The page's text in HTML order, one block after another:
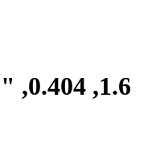
,1.6